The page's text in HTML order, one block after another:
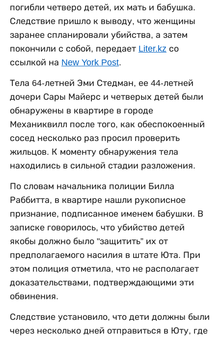
погибли четверо детей, их мать и бабушка.
Следствие пришло к выводу, что женщины
заранее спланировали убийства, а затем
покончили с собой, передает Liter.kz со
ссылкой на New York Post.
Тела 64-летней Эми Стедман, ее 44-летней
дочери Сары Майерс и четверых детей были
обнаружены в квартире в городе
Механиквилл после того, как обеспокоенный
сосед несколько раз просил проверить
жильцов. К моменту обнаружения тела
находились в сильной стадии разложения.
По словам начальника полиции Билла
Раббитта, в квартире нашли рукописное
признание, подписанное именем бабушки. В
записке говорилось, что убийство детей
якобы должно было "защитить” их от
предполагаемого насилия в штате Юта. При
этом полиция отметила, что не располагает
доказательствами, подтверждающими эти
обвинения.
Следствие установило, что дети должны были
через несколько дней отправиться в Юту, где